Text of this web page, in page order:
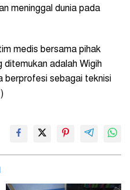
meninggal dunia pada
medis bersama pihak
ditemukan adalah Wigih
berprofesi sebagai teknisi